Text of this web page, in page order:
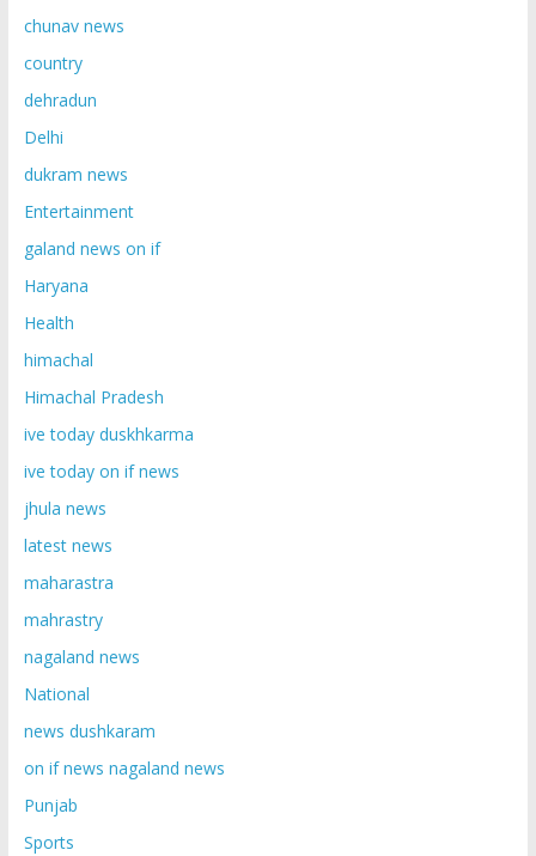
chunav news
country
dehradun
Delhi
dukram news
Entertainment
galand news on if
Haryana
Health
himachal
Himachal Pradesh
ive today duskhkarma
ive today on if news
jhula news
latest news
maharastra
mahrastry
nagaland news
National
news dushkaram
on if news nagaland news
Punjab
Sports